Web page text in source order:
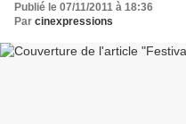
Publié le 07/11/2011 à 18:36
Par cinexpressions